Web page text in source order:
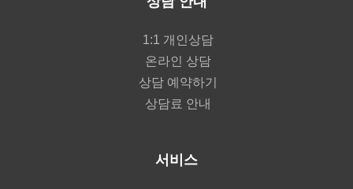
1:1 개인상담
온라인 상담
상담 예약하기
상담료 안내
서비스